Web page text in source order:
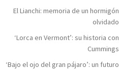
El Lianchi: memoria de un hormigón
olvidado
‘Lorca en Vermont’: su historia con
Cummings
‘Bajo el ojo del gran pájaro’: un futuro